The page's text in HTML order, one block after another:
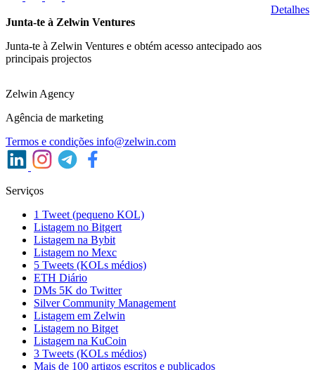
Junta-te à Zelwin Ventures
Junta-te à Zelwin Ventures e obtém acesso antecipado aos
principais projectos
Detalhes
Zelwin Agency
Agência de marketing
Termos e condições info@zelwin.com
Serviços
1 Tweet (pequeno KOL)
Listagem no Bitgert
Listagem na Bybit
Listagem no Mexc
5 Tweets (KOLs médios)
ETH Diário
DMs 5K do Twitter
Silver Community Management
Listagem em Zelwin
Listagem no Bitget
Listagem na KuCoin
3 Tweets (KOLs médios)
Mais de 100 artigos escritos e publicados